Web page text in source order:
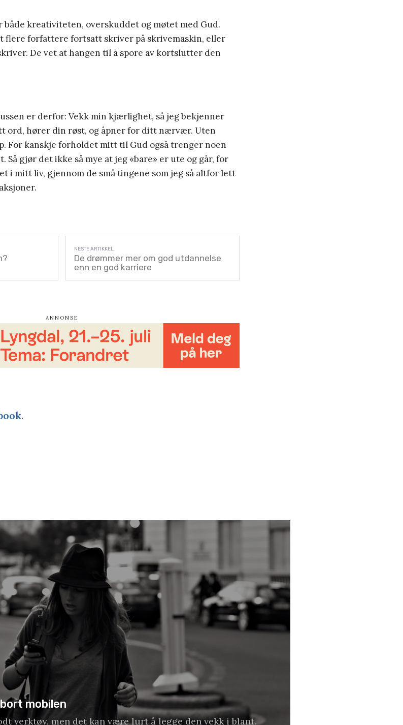
kreativiteten, overskuddet og møtet med Gud.
flere forfattere fortsatt skriver på skrivemaskin, eller
De vet at hangen til å spore av kortslutter den
er derfor: Vekk min kjærlighet, så jeg bekjenner
ord, hører din røst, og åpner for ditt nærvær. Uten
For kanskje forholdet mitt til Gud også trenger noen
gjør det ikke så mye at jeg «bare» er ute og går, for
i mitt liv, gjennom de små tingene som jeg så altfor lett
De drømmer mer om god utdannelse
enn en god karriere
.
mobilen
verktøy, men det kan være lurt å legge den vekk i blant.